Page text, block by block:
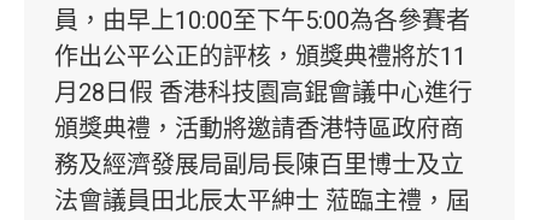
員，由早上10:00至下午5:00為各參賽者
作出公平公正的評核，頒獎典禮將於11
月28日假 香港科技園高錕會議中心進行
頒獎典禮，活動將邀請香港特區政府商
務及經濟發展局副局長陳百里博士及立
法會議員田北辰太平紳士 蒞臨主禮，屆